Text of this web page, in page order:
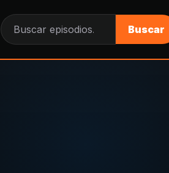
Buscar episodios
Buscar